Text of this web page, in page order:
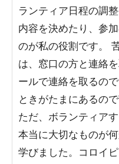
ランティア日程の調
内容を決めたり、参
のが私の役割です。
は、窓口の方と連絡
ールで連絡を取るの
ときがたまにあるので
ただ、ボランティア
本当に大切なものが
学びました。コロイ